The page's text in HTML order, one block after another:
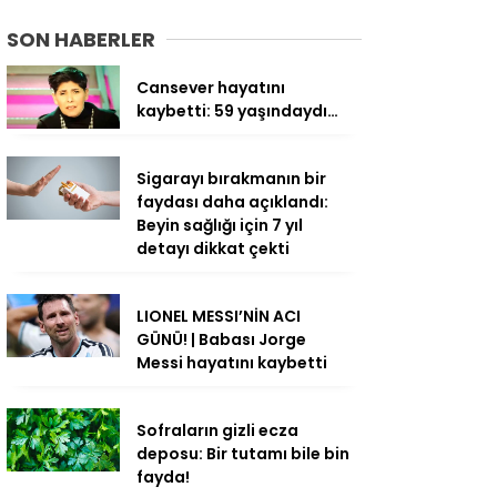
SON HABERLER
Cansever hayatını
kaybetti: 59 yaşındaydı…
Sigarayı bırakmanın bir
faydası daha açıklandı:
Beyin sağlığı için 7 yıl
detayı dikkat çekti
LIONEL MESSI’NİN ACI
GÜNÜ! | Babası Jorge
Messi hayatını kaybetti
Sofraların gizli ecza
deposu: Bir tutamı bile bin
fayda!